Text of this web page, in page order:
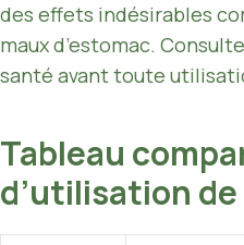
des effets indésirables
maux d’estomac.
santé avant toute
Tableau
d’utilisation